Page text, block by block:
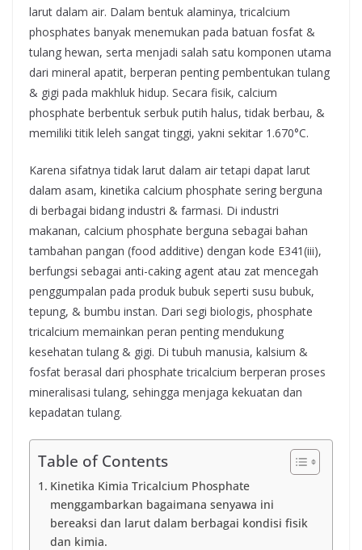
larut dalam air. Dalam bentuk alaminya, tricalcium
phosphates banyak menemukan pada batuan fosfat &
tulang hewan, serta menjadi salah satu komponen utama
dari mineral apatit, berperan penting pembentukan tulang
& gigi pada makhluk hidup. Secara fisik, calcium
phosphate berbentuk serbuk putih halus, tidak berbau, &
memiliki titik leleh sangat tinggi, yakni sekitar 1.670°C.
Karena sifatnya tidak larut dalam air tetapi dapat larut
dalam asam, kinetika calcium phosphate sering berguna
di berbagai bidang industri & farmasi. Di industri
makanan, calcium phosphate berguna sebagai bahan
tambahan pangan (food additive) dengan kode E341(iii),
berfungsi sebagai anti-caking agent atau zat mencegah
penggumpalan pada produk bubuk seperti susu bubuk,
tepung, & bumbu instan. Dari segi biologis, phosphate
tricalcium memainkan peran penting mendukung
kesehatan tulang & gigi. Di tubuh manusia, kalsium &
fosfat berasal dari phosphate tricalcium berperan proses
mineralisasi tulang, sehingga menjaga kekuatan dan
kepadatan tulang.
Table of Contents
Kinetika Kimia Tricalcium Phosphate
menggambarkan bagaimana senyawa ini
bereaksi dan larut dalam berbagai kondisi fisik
dan kimia.